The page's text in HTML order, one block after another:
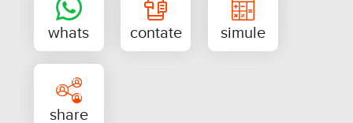
Perfeita para instalação de escritórios, clínicas ou
Agende uma visita e conheça essa ótima